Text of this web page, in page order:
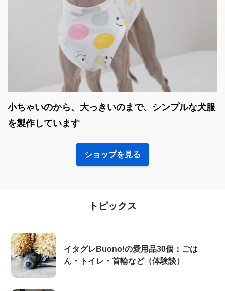
小ちゃいのから、大っきいのまで、シンプルな犬服
を製作しています
ショップを見る
トピックス
イタグレBuono!の愛用品30個：ごは
ん・トイレ・首輪など（体験談）